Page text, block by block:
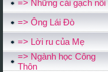
=> Những cái gạch nối
=> Ông Lái Đò
=> Lời ru của Mẹ
=> Ngành học Công
Thôn